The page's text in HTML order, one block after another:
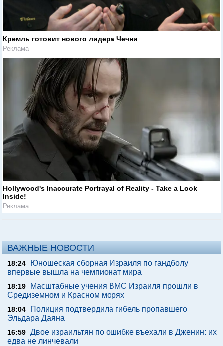
Кремль готовит нового лидера Чечни
Реклама
Hollywood's Inaccurate Portrayal of Reality - Take a Look
Inside!
Реклама
ВАЖНЫЕ НОВОСТИ
18:24
Юношеская сборная Израиля по гандболу
впервые вышла на чемпионат мира
18:19
Масштабные учения ВМС Израиля прошли в
Средиземном и Красном морях
18:04
Полиция подтвердила гибель пропавшего
Эльдара Даяна
16:59 Двое израильтян по ошибке въехали в Дженин: их
едва не линчевали